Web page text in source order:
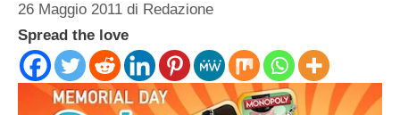
26 Maggio 2011 di Redazione
Spread the love